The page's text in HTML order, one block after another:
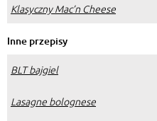
Klasyczny Mac’n Cheese
Inne przepisy
BLT bajgiel
Lasagne bolognese